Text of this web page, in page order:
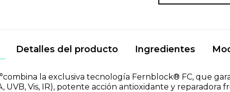
Detalles del producto Ingredientes
la exclusiva tecnología Fernblock® FC, que
UVB, Vis, IR), potente acción antioxidante y reparadora